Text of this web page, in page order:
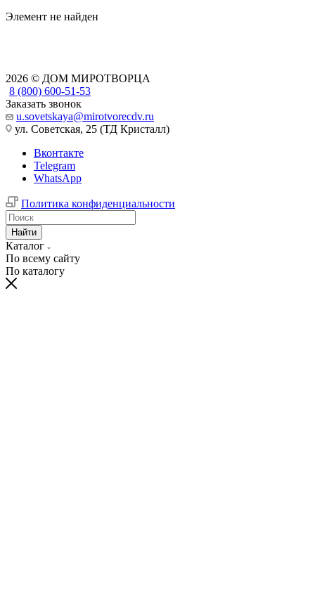
Элемент не найден
2026 © ДОМ МИРОТВОРЦА
8 (800) 600-51-53
Заказать звонок
u.sovetskaya@mirotvorecdv.ru
ул. Советская, 25 (ТД Кристалл)
Вконтакте
Telegram
WhatsApp
Политика конфиденциальности
Найти
Каталог
По всему сайту
По каталогу